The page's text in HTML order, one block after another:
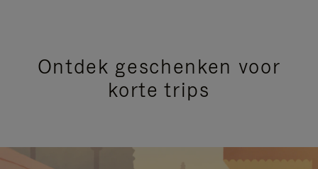
Ontdek geschenken voor
korte trips